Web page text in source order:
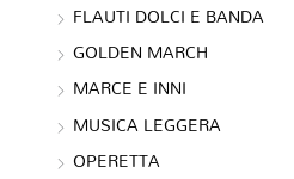
FLAUTI DOLCI E BANDA
GOLDEN MARCH
MARCE E INNI
MUSICA LEGGERA
OPERETTA